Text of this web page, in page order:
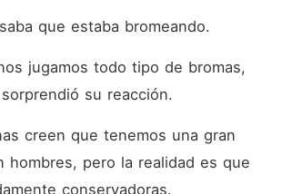
que estaba bromeando.
jugamos todo tipo de bromas,
su reacción.
creen que tenemos una gran
hombres, pero la realidad es que
conservadoras.